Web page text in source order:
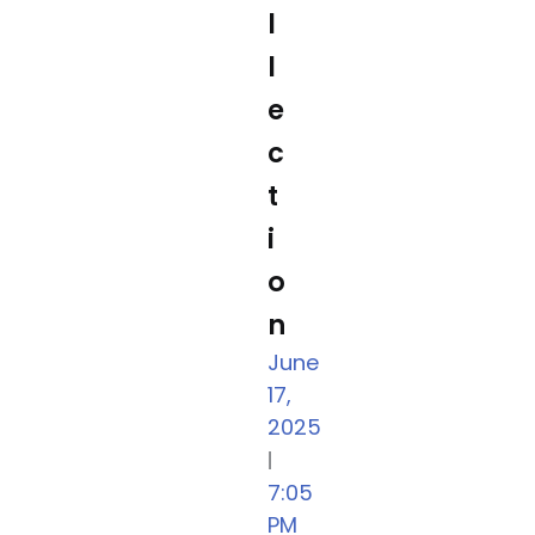
l
l
e
c
t
i
o
n
June
17,
2025
|
7:05
PM